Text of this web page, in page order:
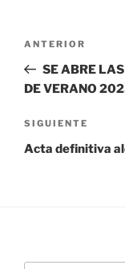
Navegación
entradas
Entrada
anterior:
ANTERIOR
SE ABRE
DE VERANO
Siguiente
entrada
SIGUIENTE
Acta definitiva